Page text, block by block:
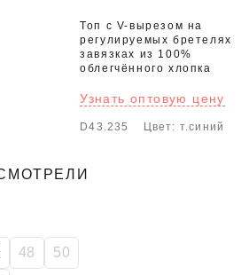
Топ с V-вырезом на
регулируемых бретелях-
завязках из 100%
облегчённого хлопка
Узнать оптовую цену
D43.235 Цвет: т.синий
48 50